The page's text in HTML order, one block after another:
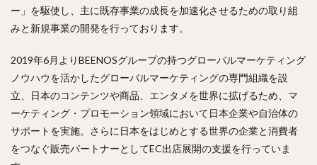
ー」を駆使し、主に既存事業の成長を加速化させるための取り組
みと新規事業の開発を行っております。
2019年6月よりBEENOSグループの持つグローバルマーケティング
ノウハウを活かしたグローバルマーケティングの専門組織を設
立、日本のコンテンツや商品、エンタメを世界に拡げるため、マ
ーケティング・プロモーション領域において日本企業や自治体の
サポートを実施。さらに日本をはじめとする世界の企業と消費者
をつなぐ販売パートナーとしてEC出店展開の支援を行っていま